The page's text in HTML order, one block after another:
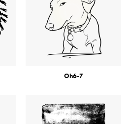
Oh6-7